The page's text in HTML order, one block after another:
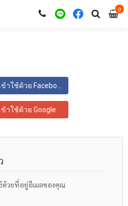
00
าใช้ด้วย Facebook
ข้าใช้ด้วย Google
วยที่อยู่อีเมลของคุณ